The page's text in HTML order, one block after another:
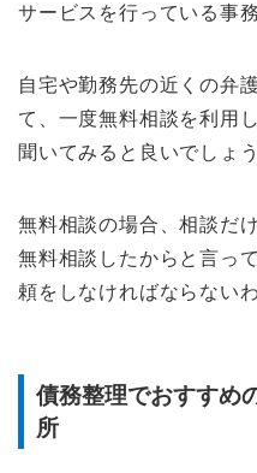
サービスを行っている事
自宅や勤務先の近くの弁
て、一度無料相談を利用
聞いてみると良いでしょう
無料相談の場合、相談だ
無料相談したからと言っ
頼をしなければならない
債務整理でおすすめ
所